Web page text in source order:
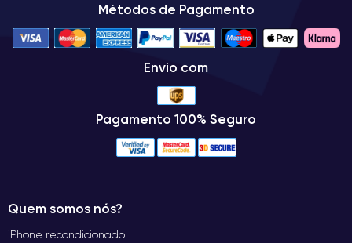
Métodos de Pagamento
Envio com
Pagamento 100% Seguro
Quem somos nós?
iPhone recondicionado